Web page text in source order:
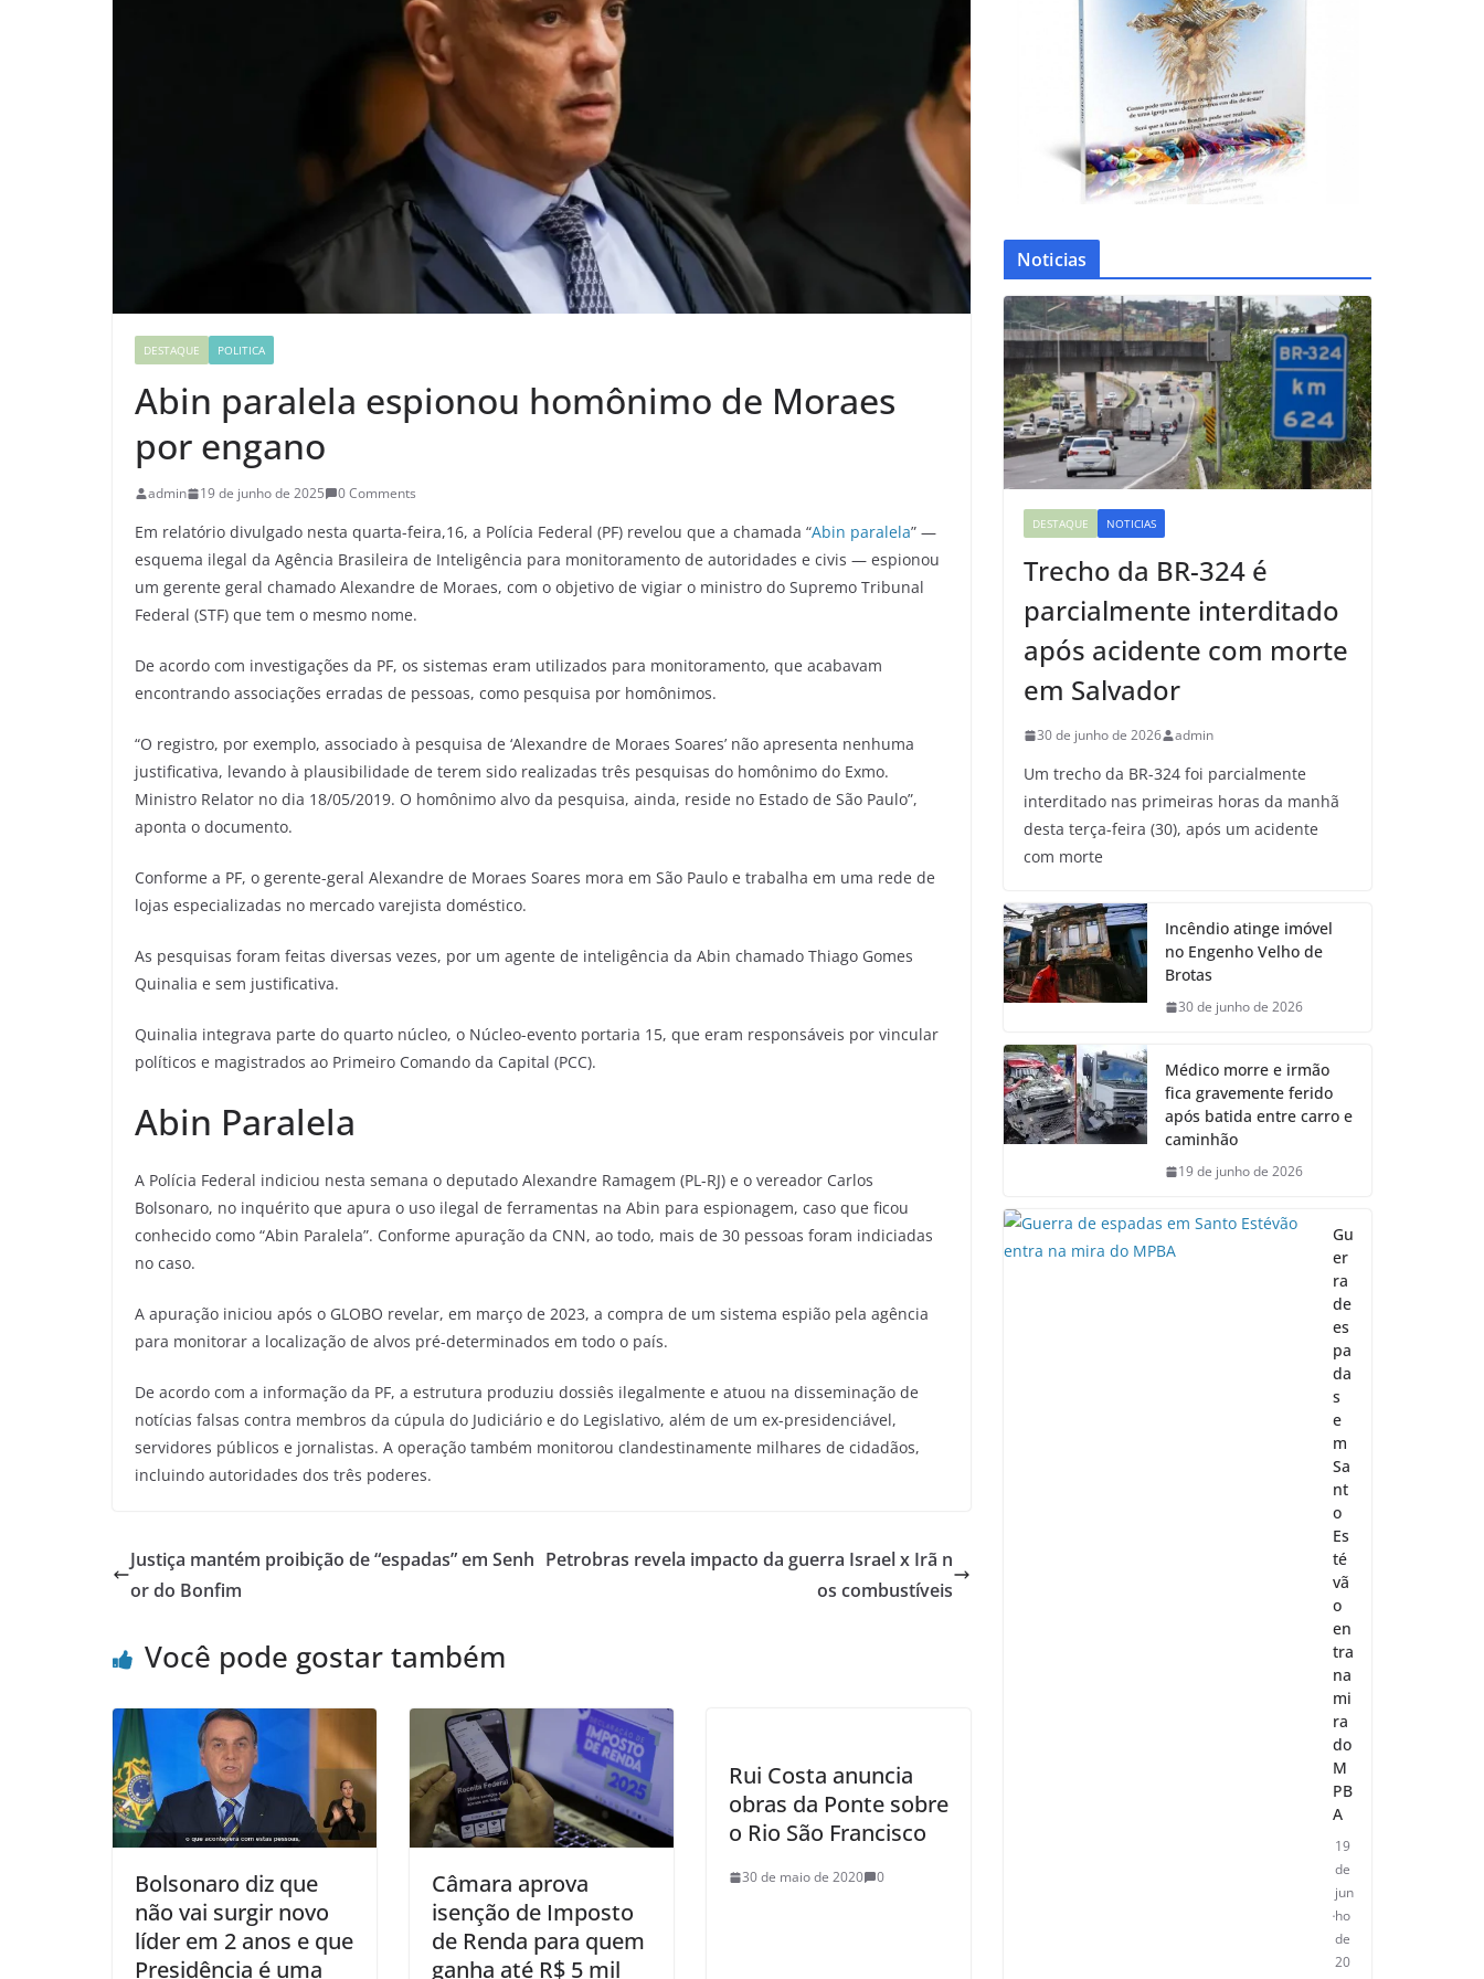
DESTAQUE POLITICA
Abin paralela espionou homônimo de Moraes
por engano
admin 19 de junho de 2025 0 Comments
Em relatório divulgado nesta quarta-feira,16, a Polícia Federal (PF) revelou que a chamada “Abin paralela” —
esquema ilegal da Agência Brasileira de Inteligência para monitoramento de autoridades e civis — espionou
um gerente geral chamado Alexandre de Moraes, com o objetivo de vigiar o ministro do Supremo Tribunal
Federal (STF) que tem o mesmo nome.
De acordo com investigações da PF, os sistemas eram utilizados para monitoramento, que acabavam
encontrando associações erradas de pessoas, como pesquisa por homônimos.
“O registro, por exemplo, associado à pesquisa de ‘Alexandre de Moraes Soares’ não apresenta nenhuma
justificativa, levando à plausibilidade de terem sido realizadas três pesquisas do homônimo do Exmo.
Ministro Relator no dia 18/05/2019. O homônimo alvo da pesquisa, ainda, reside no Estado de São Paulo”,
aponta o documento.
Conforme a PF, o gerente-geral Alexandre de Moraes Soares mora em São Paulo e trabalha em uma rede de
lojas especializadas no mercado varejista doméstico.
As pesquisas foram feitas diversas vezes, por um agente de inteligência da Abin chamado Thiago Gomes
Quinalia e sem justificativa.
Quinalia integrava parte do quarto núcleo, o Núcleo-evento portaria 15, que eram responsáveis por vincular
políticos e magistrados ao Primeiro Comando da Capital (PCC).
Abin Paralela
A Polícia Federal indiciou nesta semana o deputado Alexandre Ramagem (PL-RJ) e o vereador Carlos
Bolsonaro, no inquérito que apura o uso ilegal de ferramentas na Abin para espionagem, caso que ficou
conhecido como “Abin Paralela”. Conforme apuração da CNN, ao todo, mais de 30 pessoas foram indiciadas
no caso.
A apuração iniciou após o GLOBO revelar, em março de 2023, a compra de um sistema espião pela agência
para monitorar a localização de alvos pré-determinados em todo o país.
De acordo com a informação da PF, a estrutura produziu dossiês ilegalmente e atuou na disseminação de
notícias falsas contra membros da cúpula do Judiciário e do Legislativo, além de um ex-presidenciável,
servidores públicos e jornalistas. A operação também monitorou clandestinamente milhares de cidadãos,
incluindo autoridades dos três poderes.
Justiça mantém proibição de “espadas” em Senh
or do Bonfim
Petrobras revela impacto da guerra Israel x Irã n
os combustíveis
Você pode gostar também
Bolsonaro diz que
não vai surgir novo
líder em 2 anos e que
Presidência é uma
Câmara aprova
isenção de Imposto
de Renda para quem
ganha até R$ 5 mil
Rui Costa anuncia
obras da Ponte sobre
o Rio São Francisco
30 de maio de 2020 0
Noticias
DESTAQUE NOTICIAS
Trecho da BR-324 é
parcialmente interditado
após acidente com morte
em Salvador
30 de junho de 2026 admin
Um trecho da BR-324 foi parcialmente
interditado nas primeiras horas da manhã
desta terça-feira (30), após um acidente
com morte
Incêndio atinge imóvel
no Engenho Velho de
Brotas
30 de junho de 2026
Médico morre e irmão
fica gravemente ferido
após batida entre carro e
caminhão
19 de junho de 2026
Gu
er
ra
de
es
pa
da
s
e
m
Sa
nt
o
Es
té
vã
o
en
tra
na
mi
ra
do
M
PB
A
19
de
jun
ho
de
20